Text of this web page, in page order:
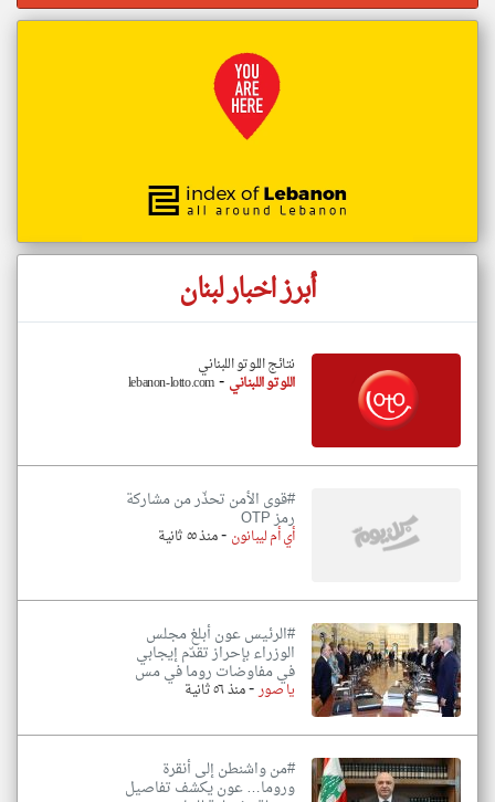
أبرز اخبار لبنان
نتائج اللوتو اللبناني
اللوتو اللبناني -
lebanon-lotto.com
#قوى الأمن تحذّر من مشاركة
رمز OTP
أي أم ليبانون -منذ ٥٥ ثانية
#الرئيس عون أبلغ مجلس
الوزراء بإحراز تقدّم إيجابي
في مفاوضات روما في مس
يا صور-منذ ٥٦ ثانية
#من واشنطن إلى أنقرة
وروما… عون يكشف تفاصيل